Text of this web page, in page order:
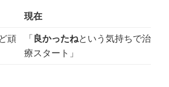
現在
頑
「良かったねという気持ちで治
療スタート」